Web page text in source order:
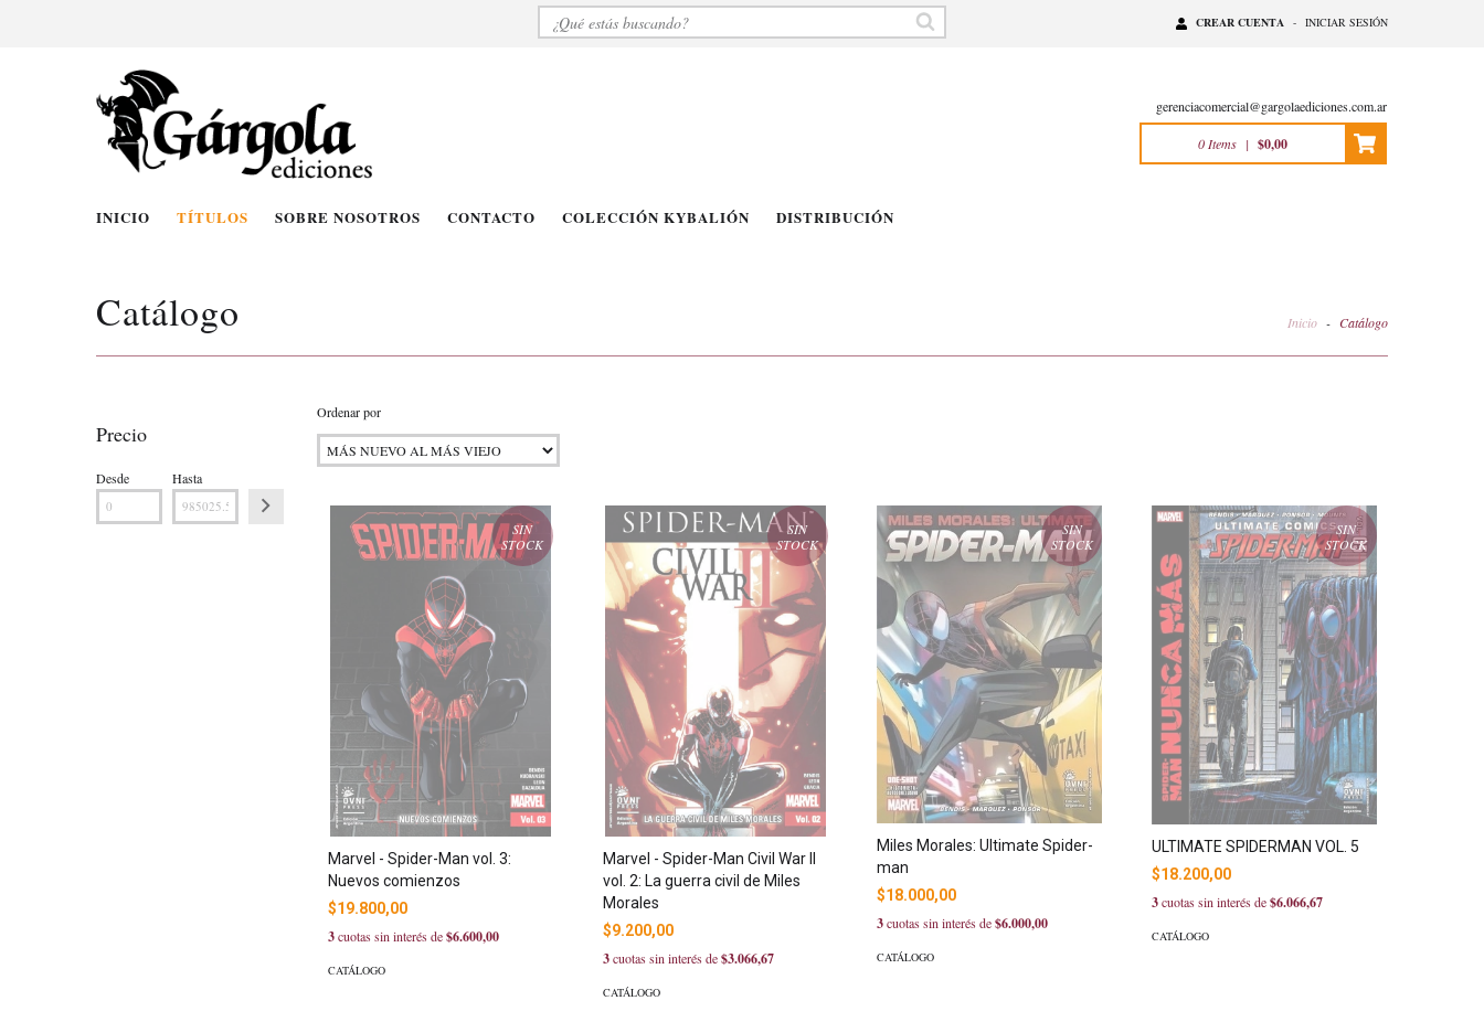
CREAR CUENTA - INICIAR SESIÓN
gerenciacomercial@gargolaediciones.com.ar
0 Items | $0,00
INICIO TÍTULOS SOBRE NOSOTROS CONTACTO COLECCIÓN KYBALIÓN DISTRIBUCIÓN
Catálogo Inicio - Catálogo
Precio
Desde Hasta
Ordenar por
SIN
STOCK
Marvel - Spider-Man vol. 3:
Nuevos comienzos
$19.800,00
3cuotas sin interés de$6.600,00
CATÁLOGO
SIN
STOCK
Marvel - Spider-Man Civil War II
vol. 2: La guerra civil de Miles
Morales
$9.200,00
3cuotas sin interés de$3.066,67
CATÁLOGO
SIN
STOCK
Miles Morales: Ultimate Spider-
man
$18.000,00
3cuotas sin interés de$6.000,00
CATÁLOGO
SIN
STOCK
ULTIMATE SPIDERMAN VOL. 5
$18.200,00
3cuotas sin interés de$6.066,67
CATÁLOGO